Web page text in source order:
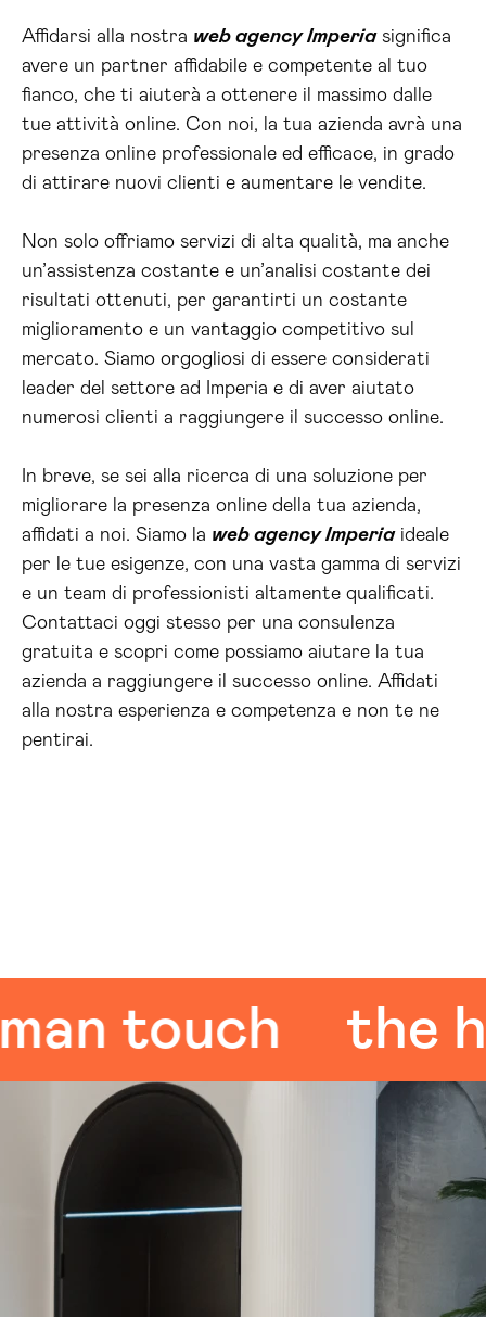
Affidarsi alla nostra web agency Imperiasignifica
avere un partner affidabile e competente al tuo
fianco, che ti aiuterà a ottenere il massimo dalle
tue attività online. Con noi, la tua azienda avrà una
presenza online professionale ed efficace, in grado
di attirare nuovi clienti e aumentare le vendite.
Non solo offriamo servizi di alta qualità, ma anche
un’assistenza costante e un’analisi costante dei
risultati ottenuti, per garantirti un costante
miglioramento e un vantaggio competitivo sul
mercato. Siamo orgogliosi di essere considerati
leader del settore ad Imperia e di aver aiutato
numerosi clienti a raggiungere il successo online.
In breve, se sei alla ricerca di una soluzione per
migliorare la presenza online della tua azienda,
affidati a noi. Siamo la web agency Imperiaideale
per le tue esigenze, con una vasta gamma di servizi
e un team di professionisti altamente qualificati.
Contattaci oggi stesso per una consulenza
gratuita e scopri come possiamo aiutare la tua
azienda a raggiungere il successo online. Affidati
alla nostra esperienza e competenza e non te ne
pentirai.
touch the